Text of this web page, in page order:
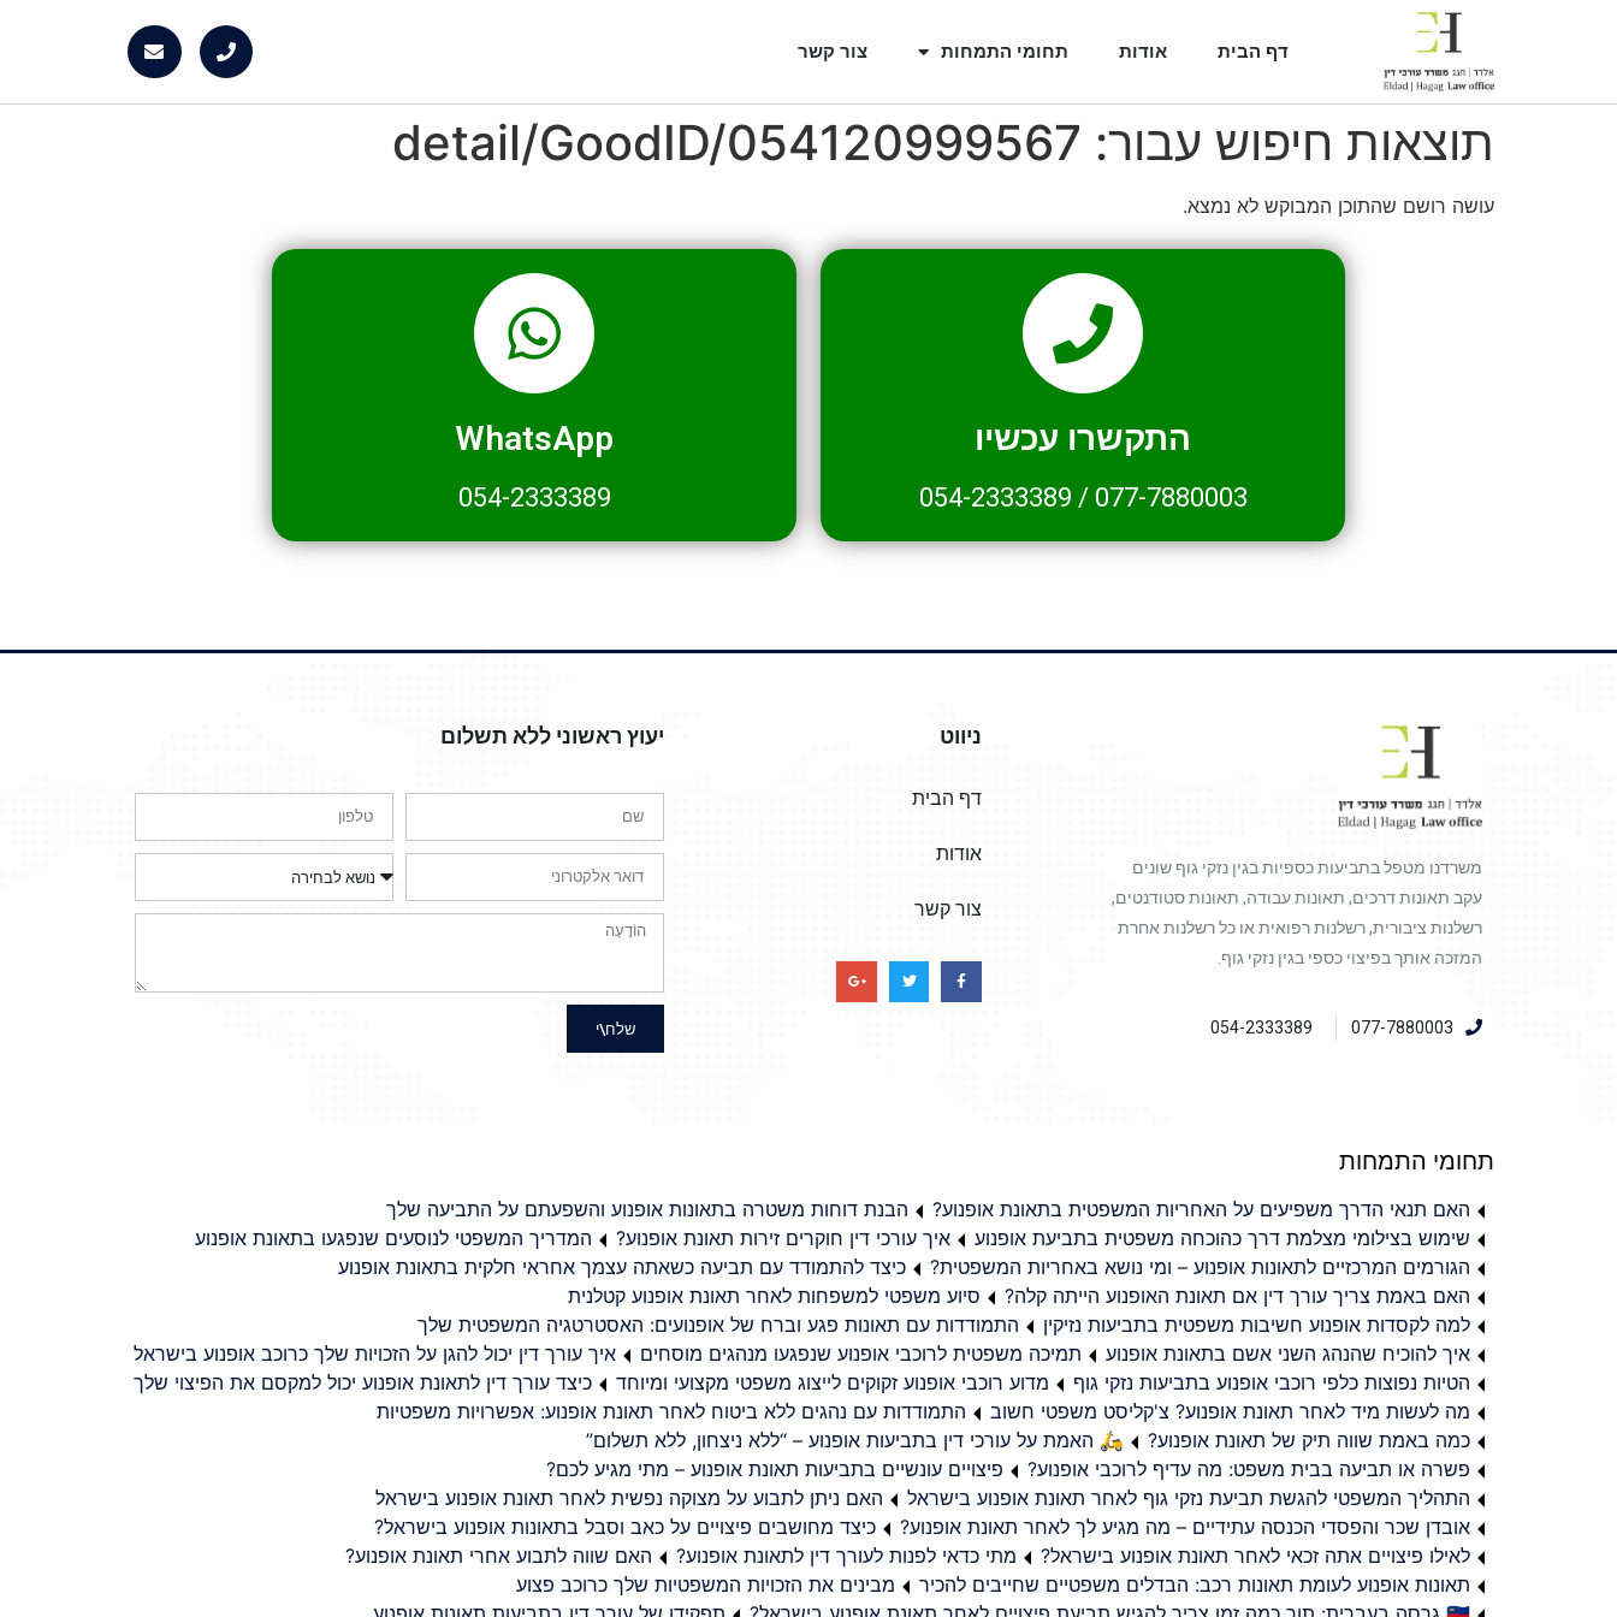
דף הבית אודות תחומי התמחות צור קשר
תוצאות חיפוש עבור: detail/GoodID/054120999567
עושה רושם שהתוכן המבוקש לא נמצא.
התקשרו עכשיו
077-7880003
/
054-2333389
WhatsApp
054-2333389
משרדנו מטפל בתביעות כספיות בגין נזקי גוף שונים
עקב תאונות דרכים, תאונות עבודה, תאונות סטודנטים,
רשלנות ציבורית, רשלנות רפואית או כל רשלנות אחרת
המזכה אותך בפיצוי כספי בגין נזקי גוף.
077-7880003
054-2333389
ניווט
דף הבית
אודות
צור קשר
יעוץ ראשוני ללא תשלום
שלח\י
תחומי התמחות
האם תנאי הדרך משפיעים על האחריות המשפטית בתאונת אופנוע?
הבנת דוחות משטרה בתאונות אופנוע והשפעתם על התביעה שלך
שימוש בצילומי מצלמת דרך כהוכחה משפטית בתביעת אופנוע
איך עורכי דין חוקרים זירות תאונת אופנוע?
המדריך המשפטי לנוסעים שנפגעו בתאונת אופנוע
הגורמים המרכזיים לתאונות אופנוע – ומי נושא באחריות המשפטית?
כיצד להתמודד עם תביעה כשאתה עצמך אחראי חלקית בתאונת אופנוע
האם באמת צריך עורך דין אם תאונת האופנוע הייתה קלה?
סיוע משפטי למשפחות לאחר תאונת אופנוע קטלנית
למה לקסדות אופנוע חשיבות משפטית בתביעות נזיקין
התמודדות עם תאונות פגע וברח של אופנועים: האסטרטגיה המשפטית שלך
איך להוכיח שהנהג השני אשם בתאונת אופנוע
תמיכה משפטית לרוכבי אופנוע שנפגעו מנהגים מוסחים
איך עורך דין יכול להגן על הזכויות שלך כרוכב אופנוע בישראל
הטיות נפוצות כלפי רוכבי אופנוע בתביעות נזקי גוף
מדוע רוכבי אופנוע זקוקים לייצוג משפטי מקצועי ומיוחד
כיצד עורך דין לתאונת אופנוע יכול למקסם את הפיצוי שלך
מה לעשות מיד לאחר תאונת אופנוע? צ'קליסט משפטי חשוב
התמודדות עם נהגים ללא ביטוח לאחר תאונת אופנוע: אפשרויות משפטיות
כמה באמת שווה תיק של תאונת אופנוע?
🛵 האמת על עורכי דין בתביעות אופנוע – “ללא ניצחון, ללא תשלום”
פשרה או תביעה בבית משפט: מה עדיף לרוכבי אופנוע?
פיצויים עונשיים בתביעות תאונת אופנוע – מתי מגיע לכם?
התהליך המשפטי להגשת תביעת נזקי גוף לאחר תאונת אופנוע בישראל
האם ניתן לתבוע על מצוקה נפשית לאחר תאונת אופנוע בישראל
אובדן שכר והפסדי הכנסה עתידיים – מה מגיע לך לאחר תאונת אופנוע?
כיצד מחושבים פיצויים על כאב וסבל בתאונות אופנוע בישראל?
לאילו פיצויים אתה זכאי לאחר תאונת אופנוע בישראל?
מתי כדאי לפנות לעורך דין לתאונת אופנוע?
האם שווה לתבוע אחרי תאונת אופנוע?
תאונות אופנוע לעומת תאונות רכב: הבדלים משפטיים שחייבים להכיר
מבינים את הזכויות המשפטיות שלך כרוכב פצוע